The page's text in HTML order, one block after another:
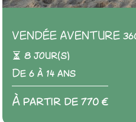
VENDÉE AVENTURE
8 jour(s)
De 6 à 14 ans
À partir de 770 €